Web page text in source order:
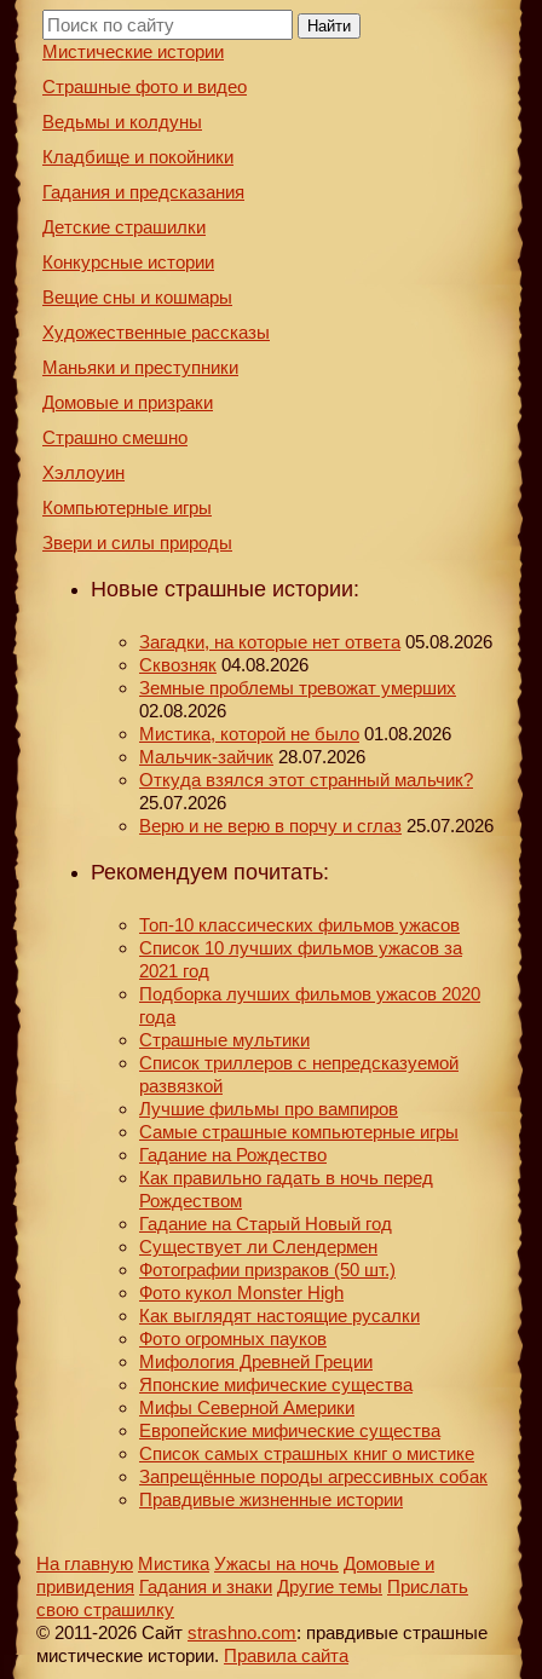
Найти
Мистические истории
Страшные фото и видео
Ведьмы и колдуны
Кладбище и покойники
Гадания и предсказания
Детские страшилки
Конкурсные истории
Вещие сны и кошмары
Художественные рассказы
Маньяки и преступники
Домовые и призраки
Страшно смешно
Хэллоуин
Компьютерные игры
Звери и силы природы
Новые страшные истории:
Загадки, на которые нет ответа 05.08.2026
Сквозняк 04.08.2026
Земные проблемы тревожат умерших
02.08.2026
Мистика, которой не было 01.08.2026
Мальчик-зайчик 28.07.2026
Откуда взялся этот странный мальчик?
25.07.2026
Верю и не верю в порчу и сглаз 25.07.2026
Рекомендуем почитать:
Топ-10 классических фильмов ужасов
Список 10 лучших фильмов ужасов за
2021 год
Подборка лучших фильмов ужасов 2020
года
Страшные мультики
Список триллеров с непредсказуемой
развязкой
Лучшие фильмы про вампиров
Самые страшные компьютерные игры
Гадание на Рождество
Как правильно гадать в ночь перед
Рождеством
Гадание на Старый Новый год
Существует ли Слендермен
Фотографии призраков (50 шт.)
Фото кукол Monster High
Как выглядят настоящие русалки
Фото огромных пауков
Мифология Древней Греции
Японские мифические существа
Мифы Северной Америки
Европейские мифические существа
Список самых страшных книг о мистике
Запрещённые породы агрессивных собак
Правдивые жизненные истории
На главную Мистика Ужасы на ночь Домовые и
привидения Гадания и знаки Другие темы Прислать
свою страшилку
© 2011-2026 Сайт strashno.com: правдивые страшные
мистические истории. Правила сайта